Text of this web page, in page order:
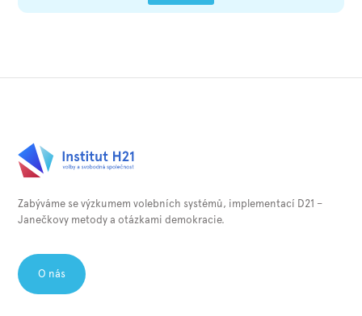
Zabýváme se výzkumem volebních systémů, implementací D21 –
Janečkovy metody a otázkami demokracie.⁠
O nás